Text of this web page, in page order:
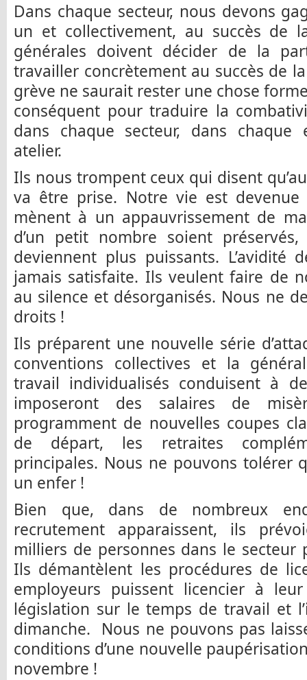
Dans chaque secteur, nous devons
un et collectivement, au succès de
générales doivent décider de la
travailler concrètement au succès de
grève ne saurait rester une chose
conséquent pour traduire la
dans chaque secteur, dans chaque
atelier.
Ils nous trompent ceux qui disent
va être prise. Notre vie est
mènent à un appauvrissement de
d’un petit nombre soient
deviennent plus puissants. L’avidité
jamais satisfaite. Ils veulent faire de
au silence et désorganisés. Nous ne
droits !
Ils préparent une nouvelle série
conventions collectives et la
travail individualisés conduisent à
imposeront des salaires de
programment de nouvelles coupes
de départ, les retraites
principales. Nous ne pouvons tolérer
un enfer !
Bien que, dans de nombreux
recrutement apparaissent, ils
milliers de personnes dans le
Ils démantèlent les procédures de
employeurs puissent licencier à
législation sur le temps de travail et
dimanche. Nous ne pouvons pas
conditions d’une nouvelle
novembre !